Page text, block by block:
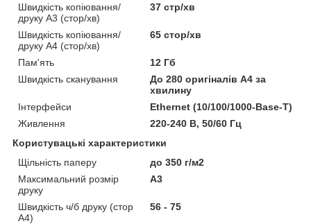
Швидкість копіювання/
друку A3 (стор/хв)
37 стр/хв
Швидкість копіювання/
друку A4 (стор/хв)
65 стор/хв
Пам'ять
12 Гб
Швидкість сканування
До 280 оригіналів А4 за
хвилину
Інтерфейси
Ethernet (10/100/1000-Base-T)
Живлення
220-240 В, 50/60 Гц
Користувацькі характеристики
Щільність паперу
до 350 г/м2
Максимальний розмір
друку
A3
Швидкість ч/б друку (стор
А4)
56 - 75